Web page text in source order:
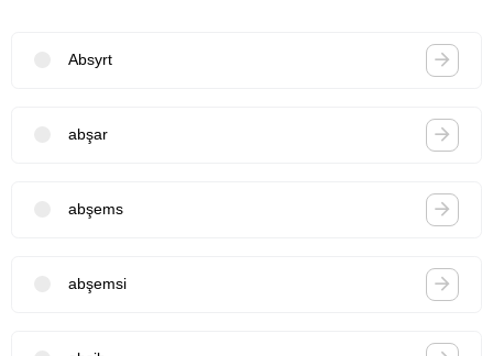
Absyrt
abşar
abşems
abşemsi